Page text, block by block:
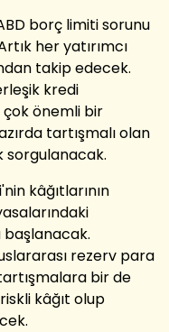
borç limiti sorunu
her yatırımcı
takip edecek.
kredi
önemli bir
tartışmalı olan
sorgulanacak.
kâğıtlarının
başlanacak.
rezerv para
bir de
kâğıt olup